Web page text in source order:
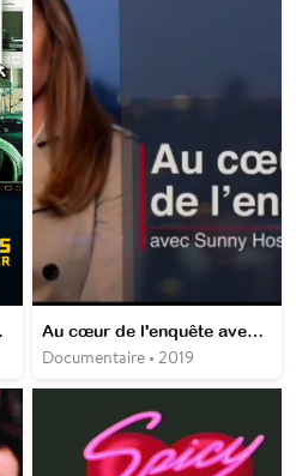
Viral Au cœur de l'enquête avec Sunny Hostin
Documentaire • 2019